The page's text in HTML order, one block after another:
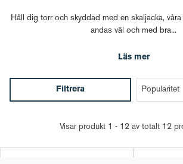
Håll dig torr och skyddad med en skaljacka,
andas väl och med bra...
Läs mer
Filtrera
Visar produkt 1 - 12 av totalt 12